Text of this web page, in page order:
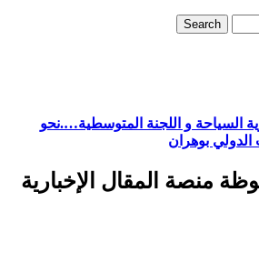
Search
السياحة و اللجنة المتوسطية….نحو
منصة المقال الإخبارية